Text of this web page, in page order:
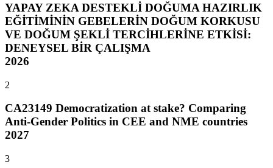
YAPAY ZEKA DESTEKLİ DOĞUMA HAZIRLIK
EĞİTİMİNİN GEBELERİN DOĞUM KORKUSU
VE DOĞUM ŞEKLİ TERCİHLERİNE ETKİSİ:
DENEYSEL BİR ÇALIŞMA
2026
2
CA23149 Democratization at stake? Comparing
Anti-Gender Politics in CEE and NME countries
2027
3